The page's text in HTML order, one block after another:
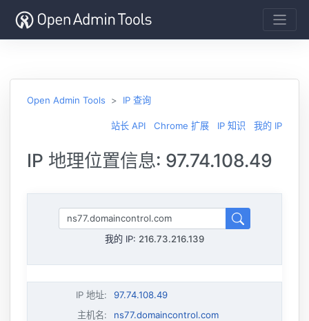
Open Admin Tools IP 查询
站长 API Chrome 扩展 IP 知识 我的 IP
IP 地理位置信息: 97.74.108.49
我的 IP: 216.73.216.139
IP 地址:
97.74.108.49
主机名:
ns77.domaincontrol.com